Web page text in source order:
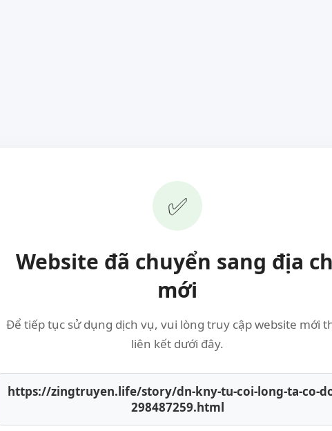
✅
Website đã chuyển sang địa
mới
Để tiếp tục sử dụng dịch vụ, vui lòng truy cập website mới
liên kết dưới đây.
https://zingtruyen.life/story/dn-kny-tu-coi-long-ta-co-
298487259.html